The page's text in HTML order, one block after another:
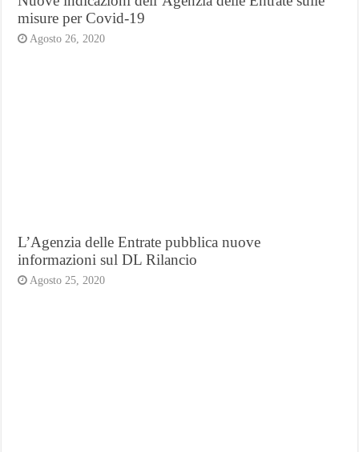
misure per Covid-19
Agosto 26, 2020
L’Agenzia delle Entrate pubblica nuove
informazioni sul DL Rilancio
Agosto 25, 2020